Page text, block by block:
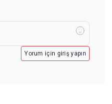
Yorum için giriş yapın